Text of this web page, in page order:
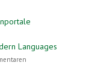
Languages
Sprache -